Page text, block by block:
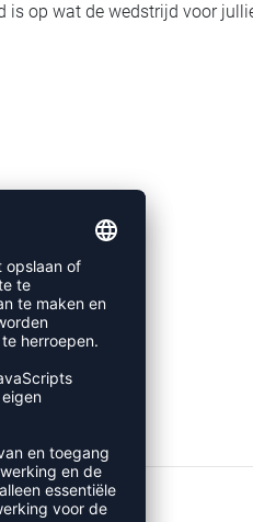
op wat de wedstrijd voor